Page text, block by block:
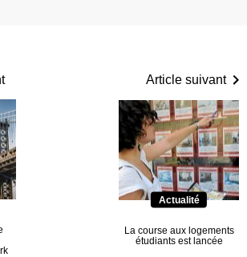
Article suivant
Actualité
La course aux logements
étudiants est lancée